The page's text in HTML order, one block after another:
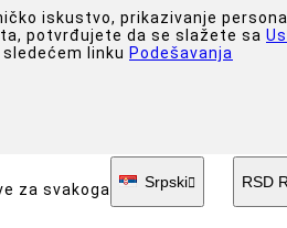
iskustvo, prikazivanje
potvrđujete da se slažete sa
linku Podešavanja
za svakoga Srpski RSD